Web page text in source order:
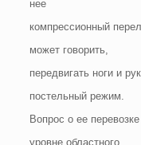
нее
компрессионный
может говорить,
передвигать ноги и
постельный режим.
Вопрос о ее
уровне областного